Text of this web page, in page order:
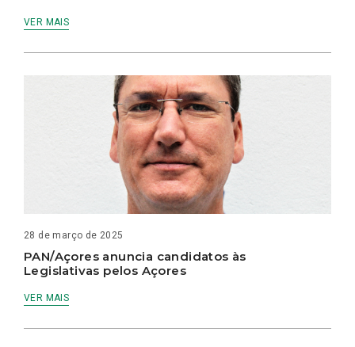
VER MAIS
28 de março de 2025
PAN/Açores anuncia candidatos às
Legislativas pelos Açores
VER MAIS